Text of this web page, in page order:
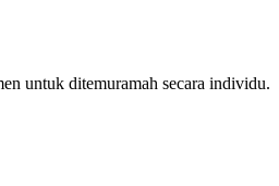
untuk ditemuramah secara individu.